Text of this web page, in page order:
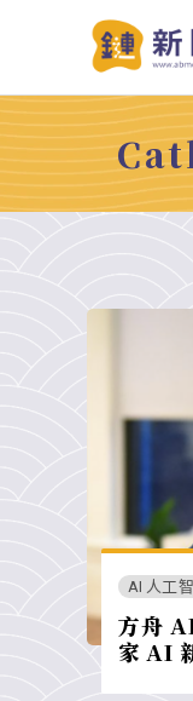
AI 人工
方舟
家 AI